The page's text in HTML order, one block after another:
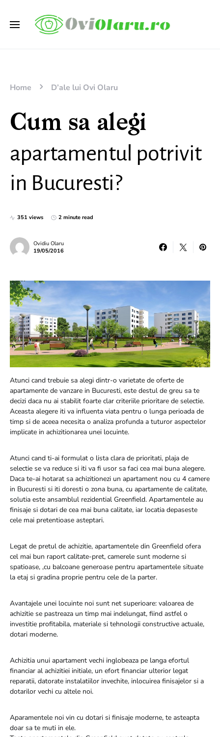
Home D’ale lui Ovi Olaru
Cum sa alegi
apartamentul potrivit
in Bucuresti?
351 views 2 minute read
Ovidiu Olaru
19/05/2016
Atunci cand trebuie sa alegi dintr-o varietate de oferte de
apartamente de vanzare in Bucuresti, este destul de greu sa te
decizi daca nu ai stabilit foarte clar criteriile prioritare de selectie.
Aceasta alegere iti va influenta viata pentru o lunga perioada de
timp si de aceea necesita o analiza profunda a tuturor aspectelor
implicate in achizitionarea unei locuinte.
Atunci cand ti-ai formulat o lista clara de prioritati, plaja de
selectie se va reduce si iti va fi usor sa faci cea mai buna alegere.
Daca te-ai hotarat sa achizitionezi un apartament nou cu 4 camere
in Bucuresti si iti doresti o zona buna, cu apartamente de calitate,
solutia este ansamblul rezidential Greenfield. Apartamentele au
finisaje si dotari de cea mai buna calitate, iar locatia depaseste
cele mai pretentioase asteptari.
Legat de pretul de achizitie, apartamentele din Greenfield ofera
cel mai bun raport calitate-pret, camerele sunt moderne si
spatioase, ,cu balcoane generoase pentru apartamentele situate
la etaj si gradina proprie pentru cele de la parter.
Avantajele unei locuinte noi sunt net superioare: valoarea de
achizitie se pastreaza un timp mai indelungat, fiind astfel o
investitie profitabila, materiale si tehnologii constructive actuale,
dotari moderne.
Achizitia unui apartament vechi inglobeaza pe langa efortul
financiar al achizitiei initiale, un efort financiar ulterior legat
reparatii, datorate instalatiilor invechite, inlocuirea finisajelor si a
dotarilor vechi cu altele noi.
Aparamentele noi vin cu dotari si finisaje moderne, te asteapta
doar sa te muti in ele.